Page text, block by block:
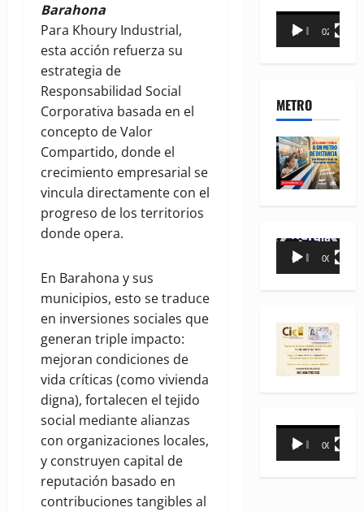
Barahona
Para Khoury Industrial,
esta acción refuerza su
estrategia de
Responsabilidad Social
Corporativa basada en el
concepto de Valor
Compartido, donde el
crecimiento empresarial se
vincula directamente con el
progreso de los territorios
donde opera.
En Barahona y sus
municipios, esto se traduce
en inversiones sociales que
generan triple impacto:
mejoran condiciones de
vida críticas (como vivienda
digna), fortalecen el tejido
social mediante alianzas
con organizaciones locales,
y construyen capital de
reputación basado en
contribuciones tangibles al
Reproductor
00:00 02:18
METRO
Reproductor
00:00 00:35
Reproductor
00:00 00:31